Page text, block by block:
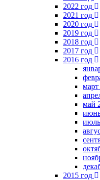
2022 год
2021 год
2020 год
2019 год
2018 год
2017 год
2016 год
март
май
2015 год